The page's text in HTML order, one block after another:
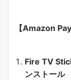
【Amazon
Fire TV
ンストール